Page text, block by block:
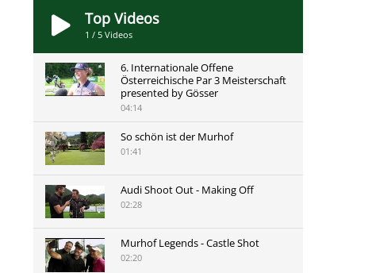
Top Videos
1 / 5 Videos
6. Internationale Offene
Österreichische Par 3 Meisterschaft
presented by Gösser
04:14
So schön ist der Murhof
01:41
Audi Shoot Out - Making Off
02:28
Murhof Legends - Castle Shot
02:20